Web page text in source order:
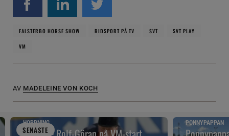
FALSTERBO HORSE SHOW RIDSPORT PÅ TV SVT
SVT PLAY
VM
AV MADELEINE VON KOCH
SENASTE
HOPPNING PONNYPAPPAN